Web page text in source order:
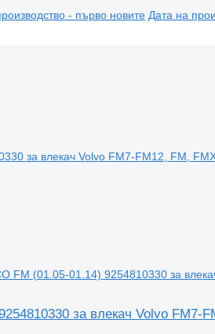
- първо новите Дата на
FM (01.05-01.14) 9254810330 за
за влекач Volvo FM7-